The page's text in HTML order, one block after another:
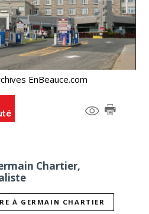
EnBeauce.com
Chartier,
À GERMAIN CHARTIER